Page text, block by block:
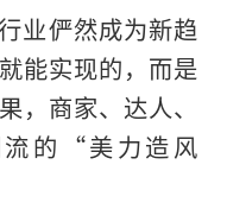
业俨然成为新趋
能实现的，而是
，商家、达人、
流的“美力造风